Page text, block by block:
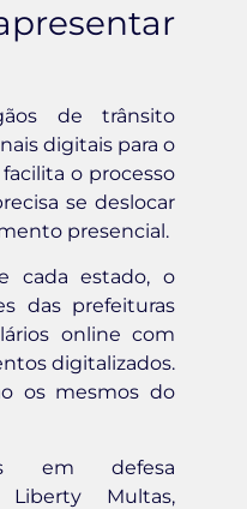
de trânsito
digitais para o
o processo
se deslocar
presencial.
cada estado, o
das prefeituras
online com
digitalizados.
os mesmos do
em defesa
Multas,